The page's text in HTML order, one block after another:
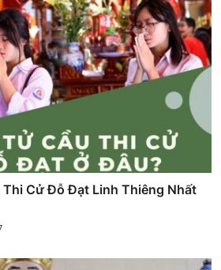
Cử Đỗ Đạt Linh Thiêng Nhất